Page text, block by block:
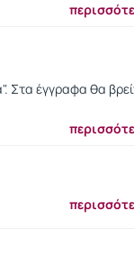
Στα έγγραφα θα